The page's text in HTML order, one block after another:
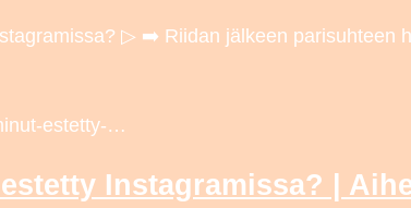
▷ ➡️ Riidan jälkeen parisuhteen
estetty-…
Instagramissa? |